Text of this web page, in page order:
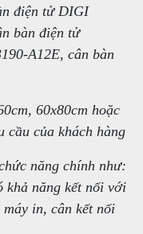
điện tử DIGI
bàn điện tử
A12E, cân bàn
60x80cm hoặc
cầu của khách hàng
năng chính như:
khả năng kết nối với
in, cân kết nối